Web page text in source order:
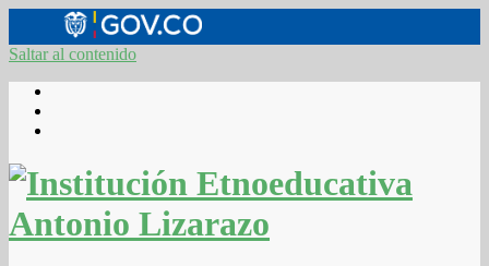
Saltar al contenido